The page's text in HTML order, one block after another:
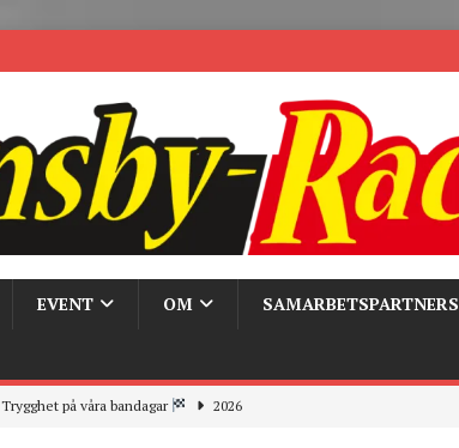
EVENT OM SAMARBETSPARTNERS
Trygghet på våra bandagar 2026